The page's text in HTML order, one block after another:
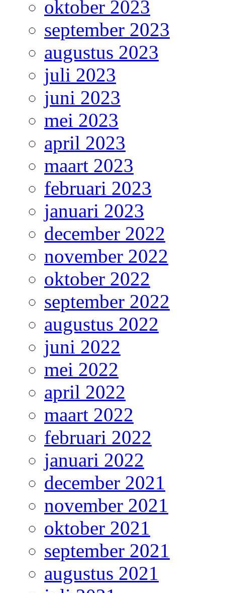
oktober 2023
september 2023
augustus 2023
juli 2023
juni 2023
mei 2023
april 2023
maart 2023
februari 2023
januari 2023
december 2022
november 2022
oktober 2022
september 2022
augustus 2022
juni 2022
mei 2022
april 2022
maart 2022
februari 2022
januari 2022
december 2021
november 2021
oktober 2021
september 2021
augustus 2021